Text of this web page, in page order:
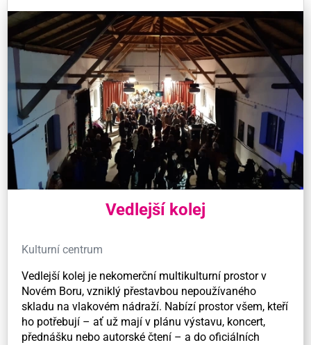
Vedlejší kolej
Kulturní centrum
Vedlejší kolej je nekomerční multikulturní prostor v
Novém Boru, vzniklý přestavbou nepoužívaného
skladu na vlakovém nádraží. Nabízí prostor všem, kteří
ho potřebují – ať už mají v plánu výstavu, koncert,
přednášku nebo autorské čtení – a do oficiálních